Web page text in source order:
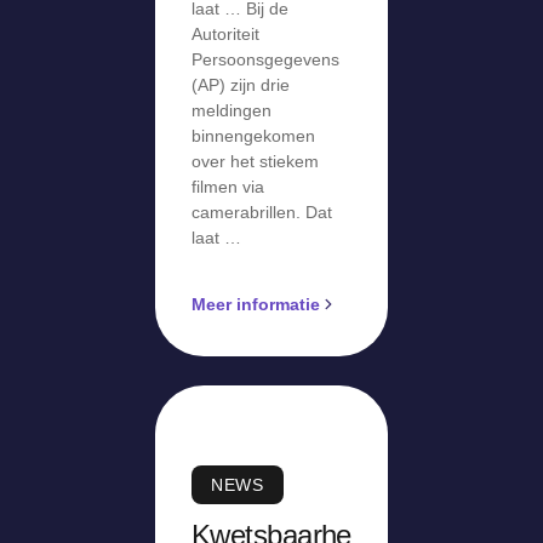
laat … Bij de
Autoriteit
Persoonsgegevens
(AP) zijn drie
meldingen
binnengekomen
over het stiekem
filmen via
camerabrillen. Dat
laat …
Meer informatie
NEWS
Kwetsbaarhe